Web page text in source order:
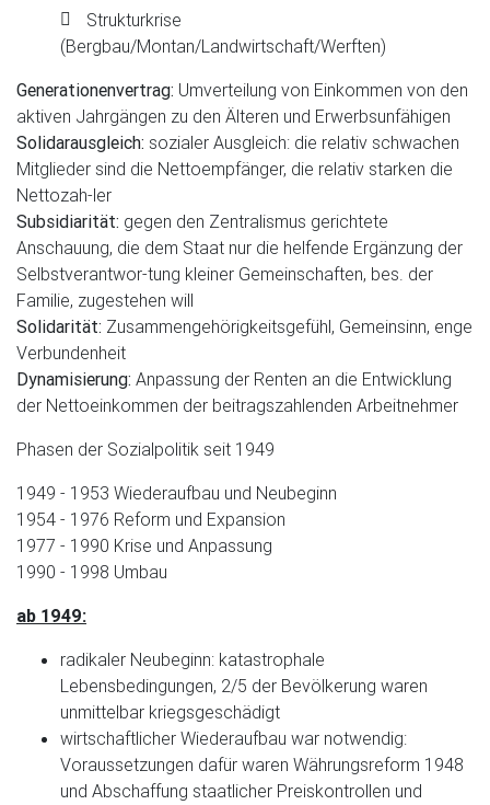
Strukturkrise
(Bergbau/Montan/Landwirtschaft/Werften)
Generationenvertrag: Umverteilung von Einkommen von den
aktiven Jahrgängen zu den Älteren und Erwerbsunfähigen
Solidarausgleich: sozialer Ausgleich: die relativ schwachen
Mitglieder sind die Nettoempfänger, die relativ starken die
Nettozah-ler
Subsidiarität: gegen den Zentralismus gerichtete
Anschauung, die dem Staat nur die helfende Ergänzung der
Selbstverantwor-tung kleiner Gemeinschaften, bes. der
Familie, zugestehen will
Solidarität: Zusammengehörigkeitsgefühl, Gemeinsinn, enge
Verbundenheit
Dynamisierung: Anpassung der Renten an die Entwicklung
der Nettoeinkommen der beitragszahlenden Arbeitnehmer
Phasen der Sozialpolitik seit 1949
1949 - 1953 Wiederaufbau und Neubeginn
1954 - 1976 Reform und Expansion
1977 - 1990 Krise und Anpassung
1990 - 1998 Umbau
ab 1949:
radikaler Neubeginn: katastrophale
Lebensbedingungen, 2/5 der Bevölkerung waren
unmittelbar kriegsgeschädigt
wirtschaftlicher Wiederaufbau war notwendig:
Voraussetzungen dafür waren Währungsreform 1948
und Abschaffung staatlicher Preiskontrollen und